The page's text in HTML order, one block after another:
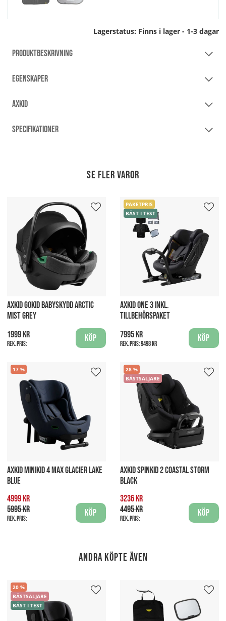
Lagerstatus: Finns i lager - 1-3 dagar
PRODUKTBESKRIVNING
EGENSKAPER
AXKID
SPECIFIKATIONER
Se fler varor
AXKID GOKID BABYSKYDD ARCTIC
MIST GREY
1999 kr
Rek. pris:
Köp
PAKETPRIS
BÄST I TEST
AXKID ONE 3 INKL.
TILLBEHÖRSPAKET
7995 kr
Rek. pris:9498 kr
Köp
17
AXKID MINIKID 4 MAX GLACIER LAKE
BLUE
4999 kr
5995 kr
Rek. pris:
Köp
28
BÄSTSÄLJARE
AXKID SPINKID 2 COASTAL STORM
BLACK
3236 kr
4495 kr
Rek. pris:
Köp
Andra köpte även
20
BÄSTSÄLJARE
BÄST I TEST